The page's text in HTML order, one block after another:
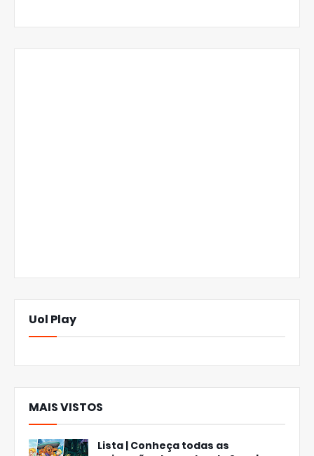
Uol Play
MAIS VISTOS
Lista | Conheça todas as